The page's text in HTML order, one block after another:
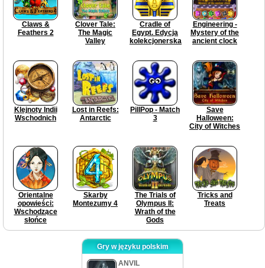
Claws &
Feathers 2
Clover Tale:
The Magic
Valley
Cradle of
Egypt. Edycja
kolekcjonerska
Engineering -
Mystery of the
ancient clock
Klejnoty Indii
Wschodnich
Lost in Reefs:
Antarctic
PillPop - Match
3
Save
Halloween:
City of Witches
Orientalne
opowieści:
Wschodzące
słońce
Skarby
Montezumy 4
The Trials of
Olympus II:
Wrath of the
Gods
Tricks and
Treats
Gry w języku polskim
ANVIL